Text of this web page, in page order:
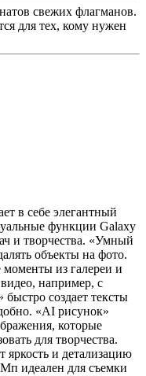
свежих флагманов.
для тех, кому нужен
в себе элегантный
функции Galaxy
и творчества. «Умный
объекты на фото.
из галереи и
видео, например, с
создает тексты
«AI рисунок»
которые
для творчества.
яркость и детализацию
идеален для съемки